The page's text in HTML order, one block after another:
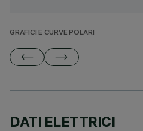
GRAFICI E CURVE POLARI
DATI ELETTRICI